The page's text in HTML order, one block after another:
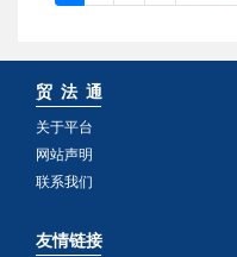
贸 法 通
关于平台
网站声明
联系我们
友情链接